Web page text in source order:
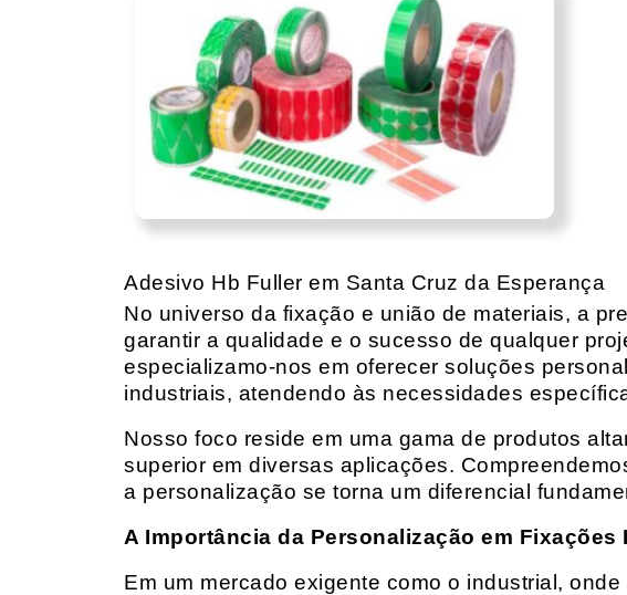
Adesivo Hb Fuller em Santa Cruz da Esperança
No universo da fixação e união de materiais, a
garantir a qualidade e o sucesso de qualquer
especializamo-nos em oferecer soluções
industriais, atendendo às necessidades
Nosso foco reside em uma gama de produtos
superior em diversas aplicações.
a personalização se torna um diferencial
A Importância da Personalização em Fixações
Em um mercado exigente como o industrial,